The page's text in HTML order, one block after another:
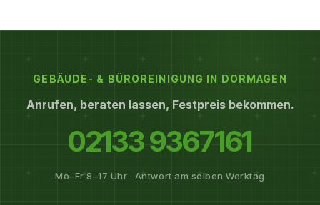
GEBÄUDE- & BÜROREINIGUNG IN DORMAGEN
Anrufen, beraten lassen, Festpreis bekommen.
02133 9367161
Mo–Fr 8–17 Uhr · Antwort am selben Werktag